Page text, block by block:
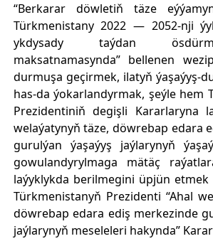
“Berkarar döwletiň täze
Türkmenistany 2022 — 2052-nji
ykdysady taýdan
maksatnamasynda” bellenen
durmuşa geçirmek, ilatyň ýaşaýyş-
has-da ýokarlandyrmak, şeýle hem
Prezidentiniň degişli Kararlaryna
welaýatynyň täze, döwrebap edara
gurulýan ýaşaýyş jaýlarynyň
gowulandyrylmaga mätäç
laýyklykda berilmegini üpjün etmek
Türkmenistanyň Prezidenti “Ahal
döwrebap edara ediş merkezinde
jaýlarynyň meseleleri hakynda”